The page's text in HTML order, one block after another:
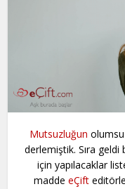
Mutsuzluğun
derlemiştik. Sıra
için yapılacaklar
madde eÇift